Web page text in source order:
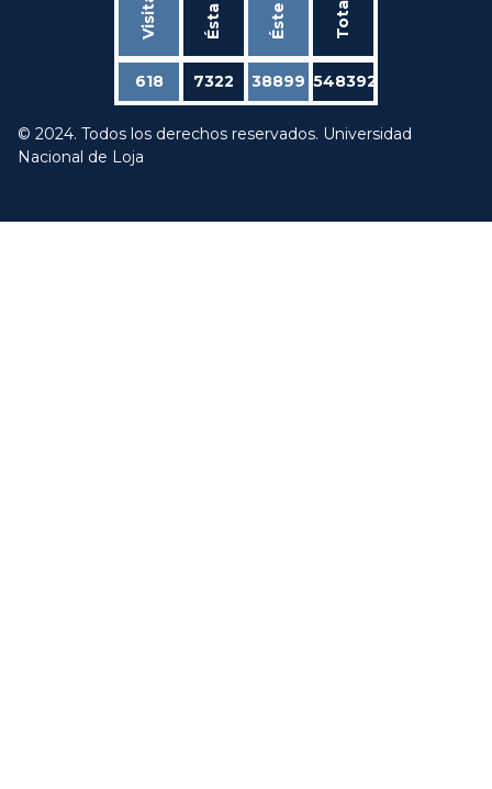
Total
618 7322 38899 548392
© 2024. Todos los derechos reservados. Universidad
Nacional de Loja